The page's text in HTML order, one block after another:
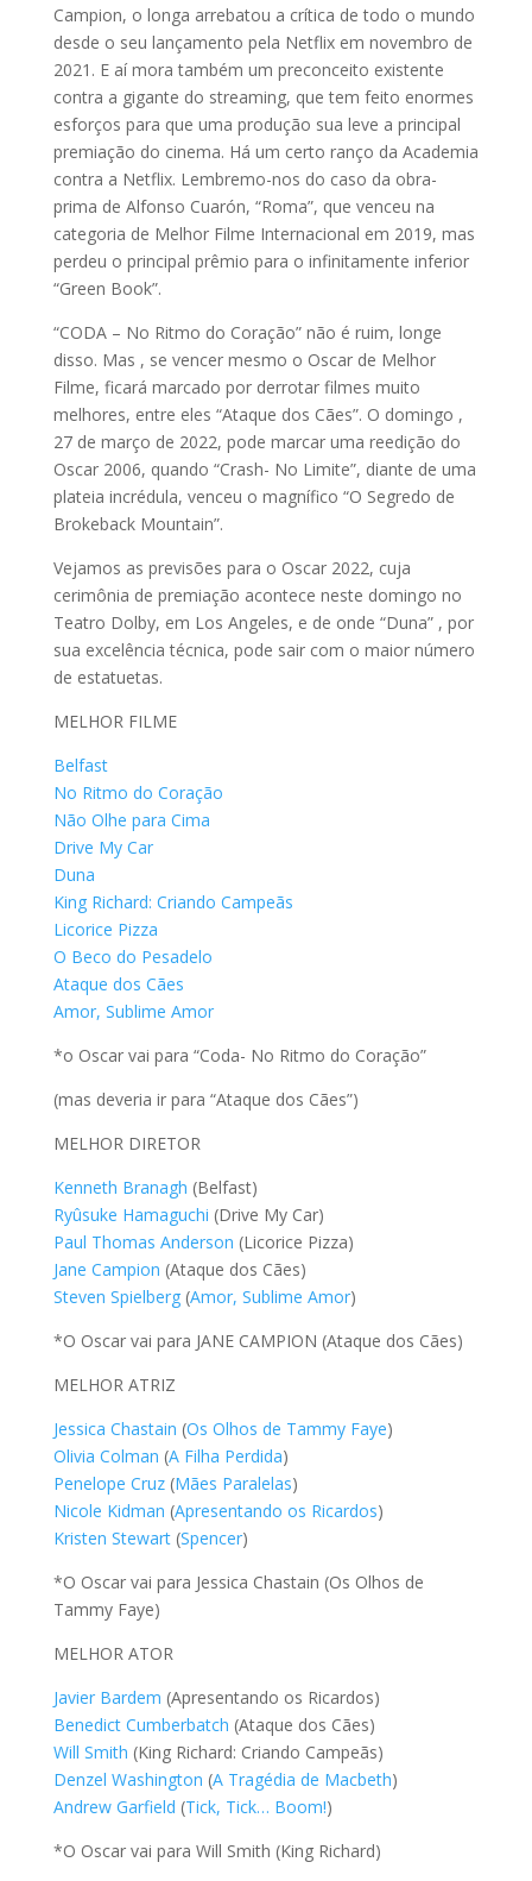
Campion, o longa arrebatou a crítica de todo o mundo
desde o seu lançamento pela Netflix em novembro de
2021. E aí mora também um preconceito existente
contra a gigante do streaming, que tem feito enormes
esforços para que uma produção sua leve a principal
premiação do cinema. Há um certo ranço da Academia
contra a Netflix. Lembremo-nos do caso da obra-
prima de Alfonso Cuarón, “Roma”, que venceu na
categoria de Melhor Filme Internacional em 2019, mas
perdeu o principal prêmio para o infinitamente inferior
“Green Book”.
“CODA – No Ritmo do Coração” não é ruim, longe
disso. Mas , se vencer mesmo o Oscar de Melhor
Filme, ficará marcado por derrotar filmes muito
melhores, entre eles “Ataque dos Cães”. O domingo ,
27 de março de 2022, pode marcar uma reedição do
Oscar 2006, quando “Crash- No Limite”, diante de uma
plateia incrédula, venceu o magnífico “O Segredo de
Brokeback Mountain”.
Vejamos as previsões para o Oscar 2022, cuja
cerimônia de premiação acontece neste domingo no
Teatro Dolby, em Los Angeles, e de onde “Duna” , por
sua excelência técnica, pode sair com o maior número
de estatuetas.
MELHOR FILME
Belfast
No Ritmo do Coração
Não Olhe para Cima
Drive My Car
Duna
King Richard: Criando Campeãs
Licorice Pizza
O Beco do Pesadelo
Ataque dos Cães
Amor, Sublime Amor
*o Oscar vai para “Coda- No Ritmo do Coração”
(mas deveria ir para “Ataque dos Cães”)
MELHOR DIRETOR
Kenneth Branagh (Belfast)
Ryûsuke Hamaguchi (Drive My Car)
Paul Thomas Anderson (Licorice Pizza)
Jane Campion (Ataque dos Cães)
Steven Spielberg(Amor, Sublime Amor)
*O Oscar vai para JANE CAMPION (Ataque dos Cães)
MELHOR ATRIZ
Jessica Chastain (Os Olhos de Tammy Faye)
Olivia Colman (A Filha Perdida)
Penelope Cruz(Mães Paralelas)
Nicole Kidman (Apresentando os Ricardos)
Kristen Stewart(Spencer)
*O Oscar vai para Jessica Chastain (Os Olhos de
Tammy Faye)
MELHOR ATOR
Javier Bardem (Apresentando os Ricardos)
Benedict Cumberbatch (Ataque dos Cães)
Will Smith (King Richard: Criando Campeãs)
Denzel Washington (A Tragédia de Macbeth)
Andrew Garfield (Tick, Tick… Boom!)
*O Oscar vai para Will Smith (King Richard)